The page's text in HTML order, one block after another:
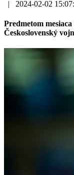
|
2024-02-02
Predmetom
Československý